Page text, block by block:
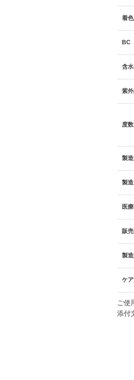
着
BC
含
紫
度数
製
製造
医
販
製
ケ
ご使
添付